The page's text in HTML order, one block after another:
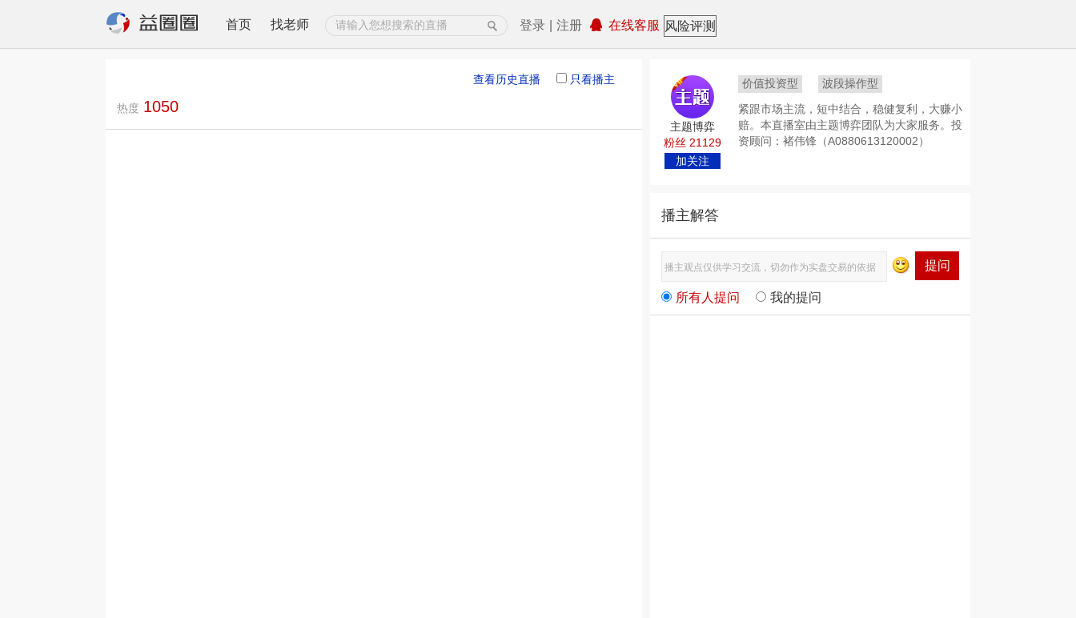
首页 找老师 登录 注册 在线客服 风险评测
只看播主
查看历史直播
热度 1050
主题博弈
粉丝 21129
加关注
价值投资型
波段操作型
紧跟市场主流，短中结合，稳健复利，大赚小
赔。本直播室由主题博弈团队为大家服务。投
资顾问：褚伟锋（A0880613120002）
播主解答
提问
所有人提问 我的提问